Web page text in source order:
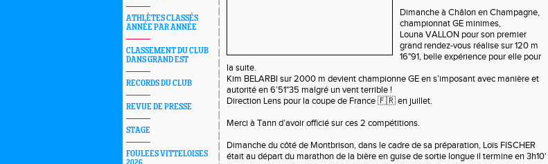
ATHLÈTES CLASSÉS
ANNÉE PAR ANNÉE
CLASSEMENT DU CLUB
DANS GRAND EST
RECORDS DU CLUB
REVUE DE PRESSE
STAGE
FOULEES VITTELOISES
Dimanche à Châlon en Champagne,
championnat GE minimes,
Louna VALLON pour son premier
grand rendez-vous réalise sur 120 m
16"91, belle expérience pour elle pour
la suite.
Kim BELARBI sur 2000 m devient championne GE en s’imposant avec manière et
autorité en 6’51"35 malgré un vent terrible !
Direction Lens pour la coupe de France 🇫🇷 en juillet.
Merci à Tann d’avoir officié sur ces 2 compétitions.
Dimanche du côté de Montbrison, dans le cadre de sa préparation, Loïs FISCHER
était au départ du marathon de la bière en guise de sortie longue il termine en 3h10'